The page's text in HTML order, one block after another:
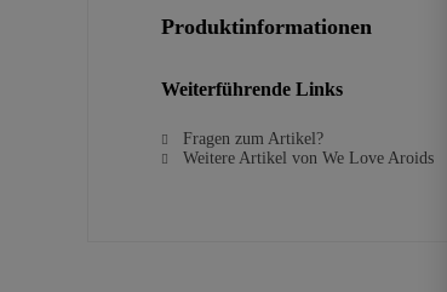
Produktinformationen
Weiterführende Links
Fragen zum Artikel?
Weitere Artikel von We Love Aroids